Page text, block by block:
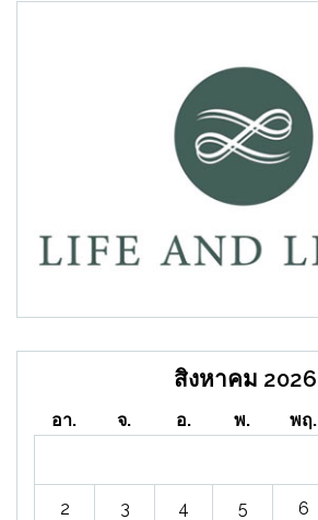
สิงหาคม 2026
อา. จ. อ. พ. พฤ.
2 3 4 5 6